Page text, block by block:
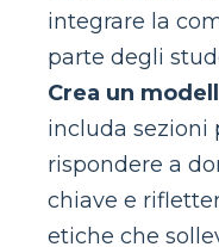
integrare la
parte degli
Crea un
includa sezioni
rispondere a
chiave e
etiche che